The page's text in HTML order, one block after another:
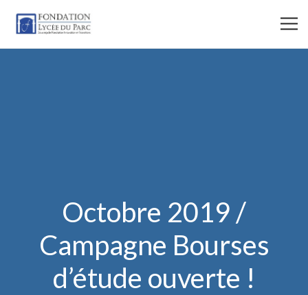
Octobre 2019 /
Campagne Bourses
d’étude ouverte !